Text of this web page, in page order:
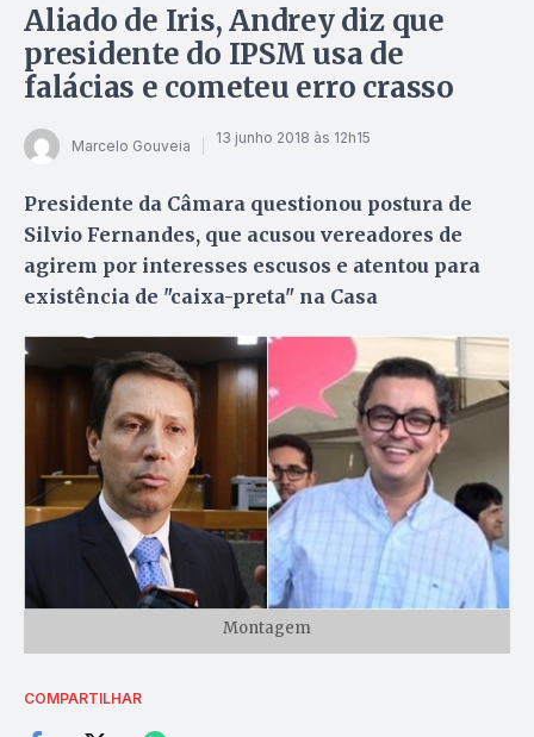
Aliado de Iris, Andrey diz que
presidente do IPSM usa de
falácias e cometeu erro crasso
Marcelo Gouveia 13 junho 2018 às 12h15
Presidente da Câmara questionou postura de
Silvio Fernandes, que acusou vereadores de
agirem por interesses escusos e atentou para
existência de "caixa-preta" na Casa
Montagem
COMPARTILHAR